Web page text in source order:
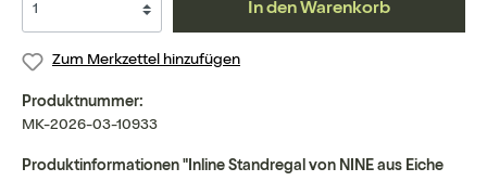
In den Warenkorb
Zum Merkzettel hinzufügen
Produktnummer:
MK-2026-03-10933
Produktinformationen "Inline Standregal von NINE aus Eiche